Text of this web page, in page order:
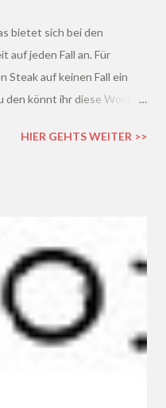
bietet sich bei den
auf jeden Fall an. Für
Steak auf keinen Fall ein
den könnt ihr diese Woche
HIER GEHTS WEITER >>